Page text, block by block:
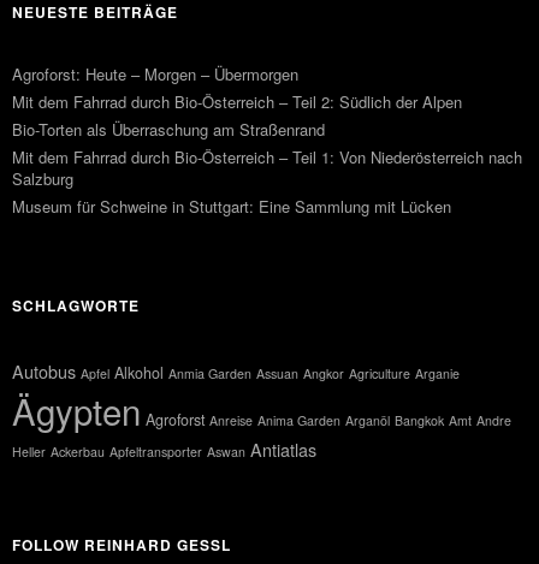
NEUESTE BEITRÄGE
Agroforst: Heute – Morgen – Übermorgen
Mit dem Fahrrad durch Bio-Österreich – Teil 2: Südlich der Alpen
Bio-Torten als Überraschung am Straßenrand
Mit dem Fahrrad durch Bio-Österreich – Teil 1: Von Niederösterreich nach
Salzburg
Museum für Schweine in Stuttgart: Eine Sammlung mit Lücken
SCHLAGWORTE
Autobus Apfel Alkohol Anmia Garden Assuan Angkor Agriculture Arganie
Ägypten Agroforst Anreise Anima Garden Arganöl Bangkok Amt Andre
Heller Ackerbau Apfeltransporter Aswan Antiatlas
FOLLOW REINHARD GESSL